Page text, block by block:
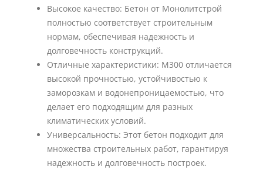
Высокое качество: Бетон от Монолитстрой
полностью соответствует строительным
нормам, обеспечивая надежность и
долговечность конструкций.
Отличные характеристики: М300 отличается
высокой прочностью, устойчивостью к
заморозкам и водонепроницаемостью, что
делает его подходящим для разных
климатических условий.
Универсальность: Этот бетон подходит для
множества строительных работ, гарантируя
надежность и долговечность построек.